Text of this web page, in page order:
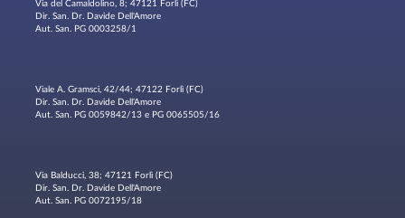
Via del Camaldolino, 8; 47121 Forlì (FC)
Dir. San. Dr. Davide Dell'Amore
Aut. San. PG 0003258/1
Viale A. Gramsci, 42/44; 47122 Forlì (FC)
Dir. San. Dr. Davide Dell'Amore
Aut. San. PG 0059842/13 e PG 0065505/16
Via Balducci, 38; 47121 Forlì (FC)
Dir. San. Dr. Davide Dell'Amore
Aut. San. PG 0072195/18